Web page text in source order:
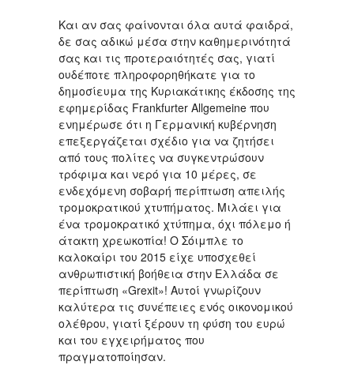
Και αν σας φαίνονται όλα αυτά φαιδρά,
δε σας αδικώ μέσα στην καθημερινότητά
σας και τις προτεραιότητές σας, γιατί
ουδέποτε πληροφορηθήκατε για το
δημοσίευμα της Κυριακάτικης έκδοσης της
εφημερίδας Frankfurter Allgemeine που
ενημέρωσε ότι η Γερμανική κυβέρνηση
επεξεργάζεται σχέδιο για να ζητήσει
από τους πολίτες να συγκεντρώσουν
τρόφιμα και νερό για 10 μέρες, σε
ενδεχόμενη σοβαρή περίπτωση απειλής
τρομοκρατικού χτυπήματος. Μιλάει για
ένα τρομοκρατικό χτύπημα, όχι πόλεμο ή
άτακτη χρεωκοπία! Ο Σόιμπλε το
καλοκαίρι του 2015 είχε υποσχεθεί
ανθρωπιστική βοήθεια στην Ελλάδα σε
περίπτωση «Grexit»! Αυτοί γνωρίζουν
καλύτερα τις συνέπειες ενός οικονομικού
ολέθρου, γιατί ξέρουν τη φύση του ευρώ
και του εγχειρήματος που
πραγματοποίησαν.